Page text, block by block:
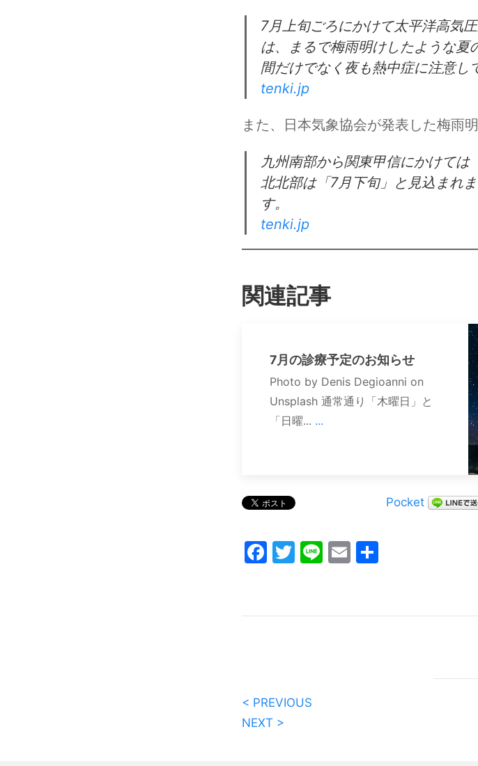
7月上旬ごろにかけて太平洋高気
は、まるで梅雨明けしたような夏
間だけでなく夜も熱中症に注意し
tenki.jp
また、日本気象協会が発表した梅雨明
九州南部から関東甲信にかけて
北北部は「7月下旬」と見込まれ
す。
tenki.jp
関連記事
7月の診療予定のお知らせ
Photo by Denis Degioanni on
Unsplash 通常通り「木曜日」と
「日曜... ...
Pocket
Facebook
Twitter
LineEmail
< PREVIOUS
NEXT >